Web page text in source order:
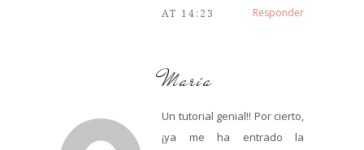
AT 14:23
Responder
María
Un tutorial genial!! Por cierto,
¡ya me ha entrado la